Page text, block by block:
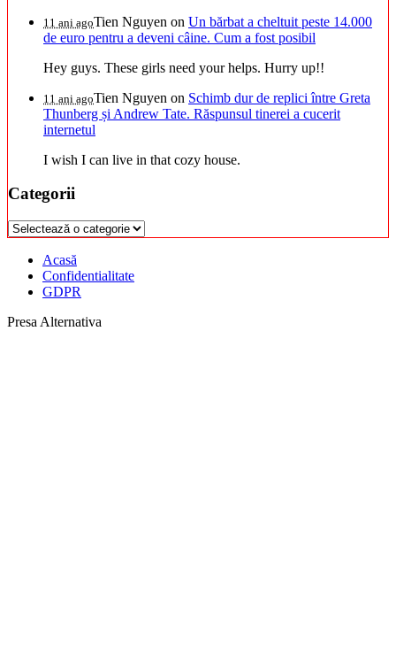
11 ani agoTien Nguyen on Un bărbat a cheltuit peste 14.000
de euro pentru a deveni câine. Cum a fost posibil
Hey guys. These girls need your helps. Hurry up!!
11 ani agoTien Nguyen on Schimb dur de replici între Greta
Thunberg și Andrew Tate. Răspunsul tinerei a cucerit
internetul
I wish I can live in that cozy house.
Categorii
Categorii
Acasă
Confidentialitate
GDPR
Presa Alternativa